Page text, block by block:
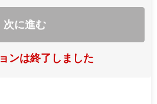
次に進む
ンは終了しました